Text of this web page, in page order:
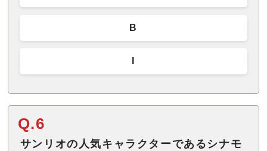
B
Q.6
サンリオの人気キャラクターであるシナモ